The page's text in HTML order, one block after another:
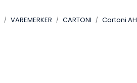
VAREMERKER CARTONI Cartoni